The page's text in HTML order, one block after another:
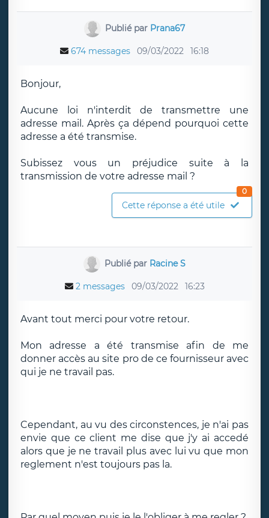
Publié par Prana67
674 messages 09/03/2022 16:18
Bonjour,
Aucune loi n'interdit de transmettre une
adresse mail. Après ça dépend pourquoi cette
adresse a été transmise.
Subissez vous un préjudice suite à la
transmission de votre adresse mail ?
Cette réponse a été utile
0
Publié par Racine S
2 messages 09/03/2022 16:23
Avant tout merci pour votre retour.
Mon adresse a été transmise afin de me
donner accès au site pro de ce fournisseur avec
qui je ne travail pas.
Cependant, au vu des circonstences, je n'ai pas
envie que ce client me dise que j'y ai accedé
alors que je ne travail plus avec lui vu que mon
reglement n'est toujours pas la.